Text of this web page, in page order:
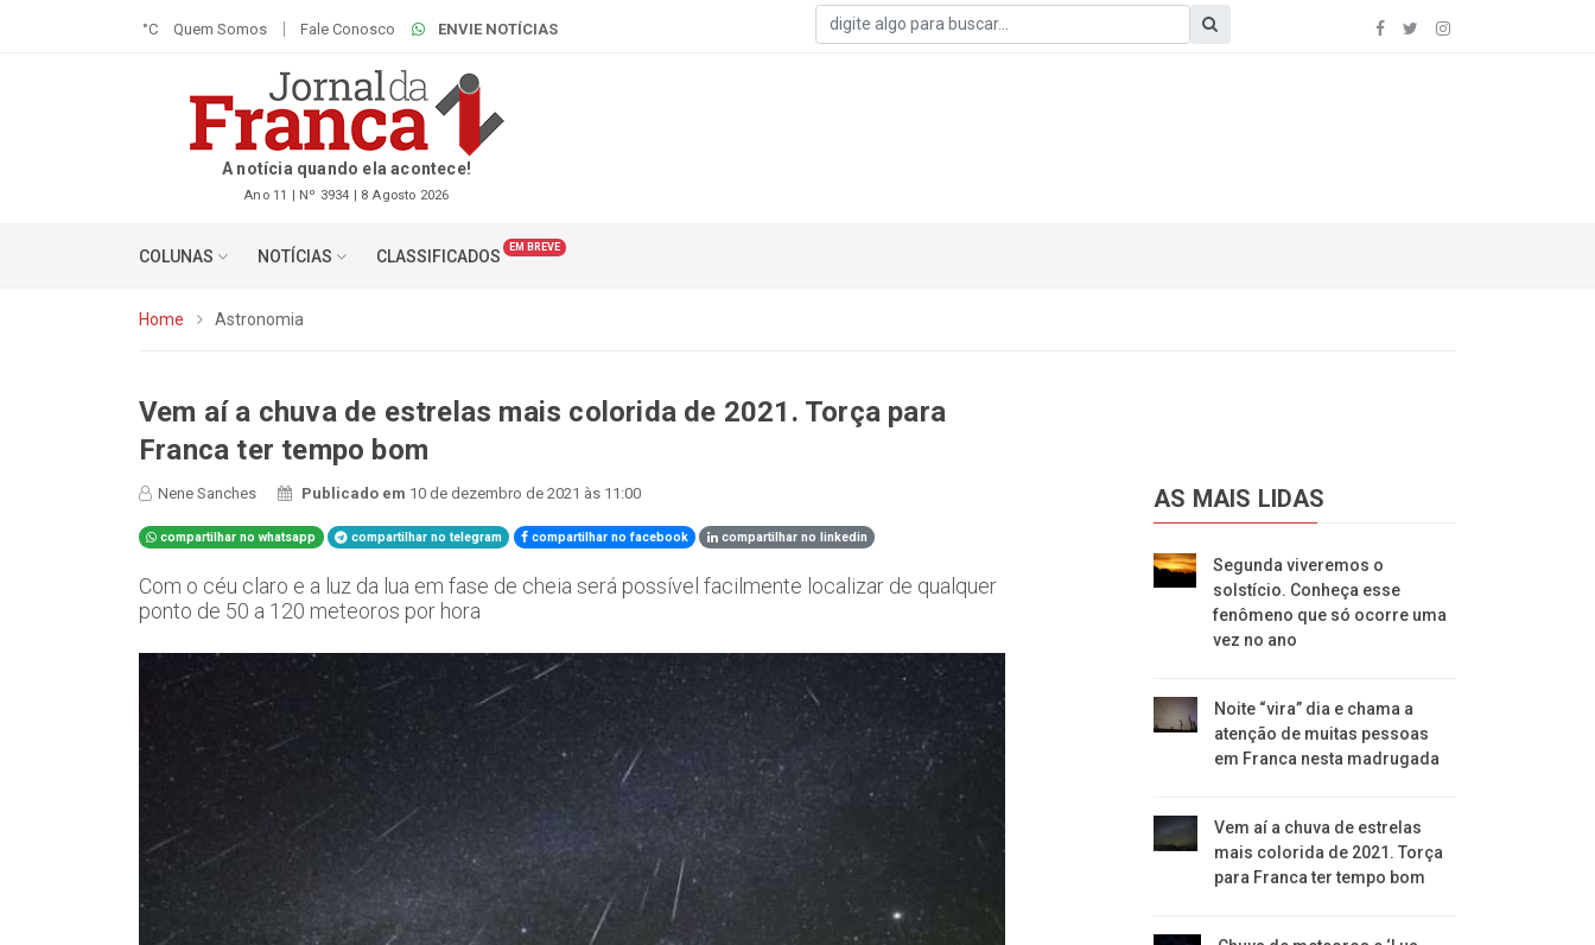
°C Quem Somos Fale Conosco ENVIE NOTÍCIAS
A notícia quando ela acontece!
Ano 11 | Nº 3934 | 8 Agosto 2026
COLUNAS NOTÍCIAS CLASSIFICADOS EM BREVE
Home Astronomia
Vem aí a chuva de estrelas mais colorida de 2021. Torça para
Franca ter tempo bom
Nene Sanches Publicado em 10 de dezembro de 2021 às 11:00
compartilhar no whatsapp compartilhar no telegram compartilhar no facebook compartilhar no linkedin
Com o céu claro e a luz da lua em fase de cheia será possível facilmente localizar de qualquer
ponto de 50 a 120 meteoros por hora
AS MAIS LIDAS
Segunda viveremos o
solstício. Conheça esse
fenômeno que só ocorre uma
vez no ano
Noite “vira” dia e chama a
atenção de muitas pessoas
em Franca nesta madrugada
Vem aí a chuva de estrelas
mais colorida de 2021. Torça
para Franca ter tempo bom